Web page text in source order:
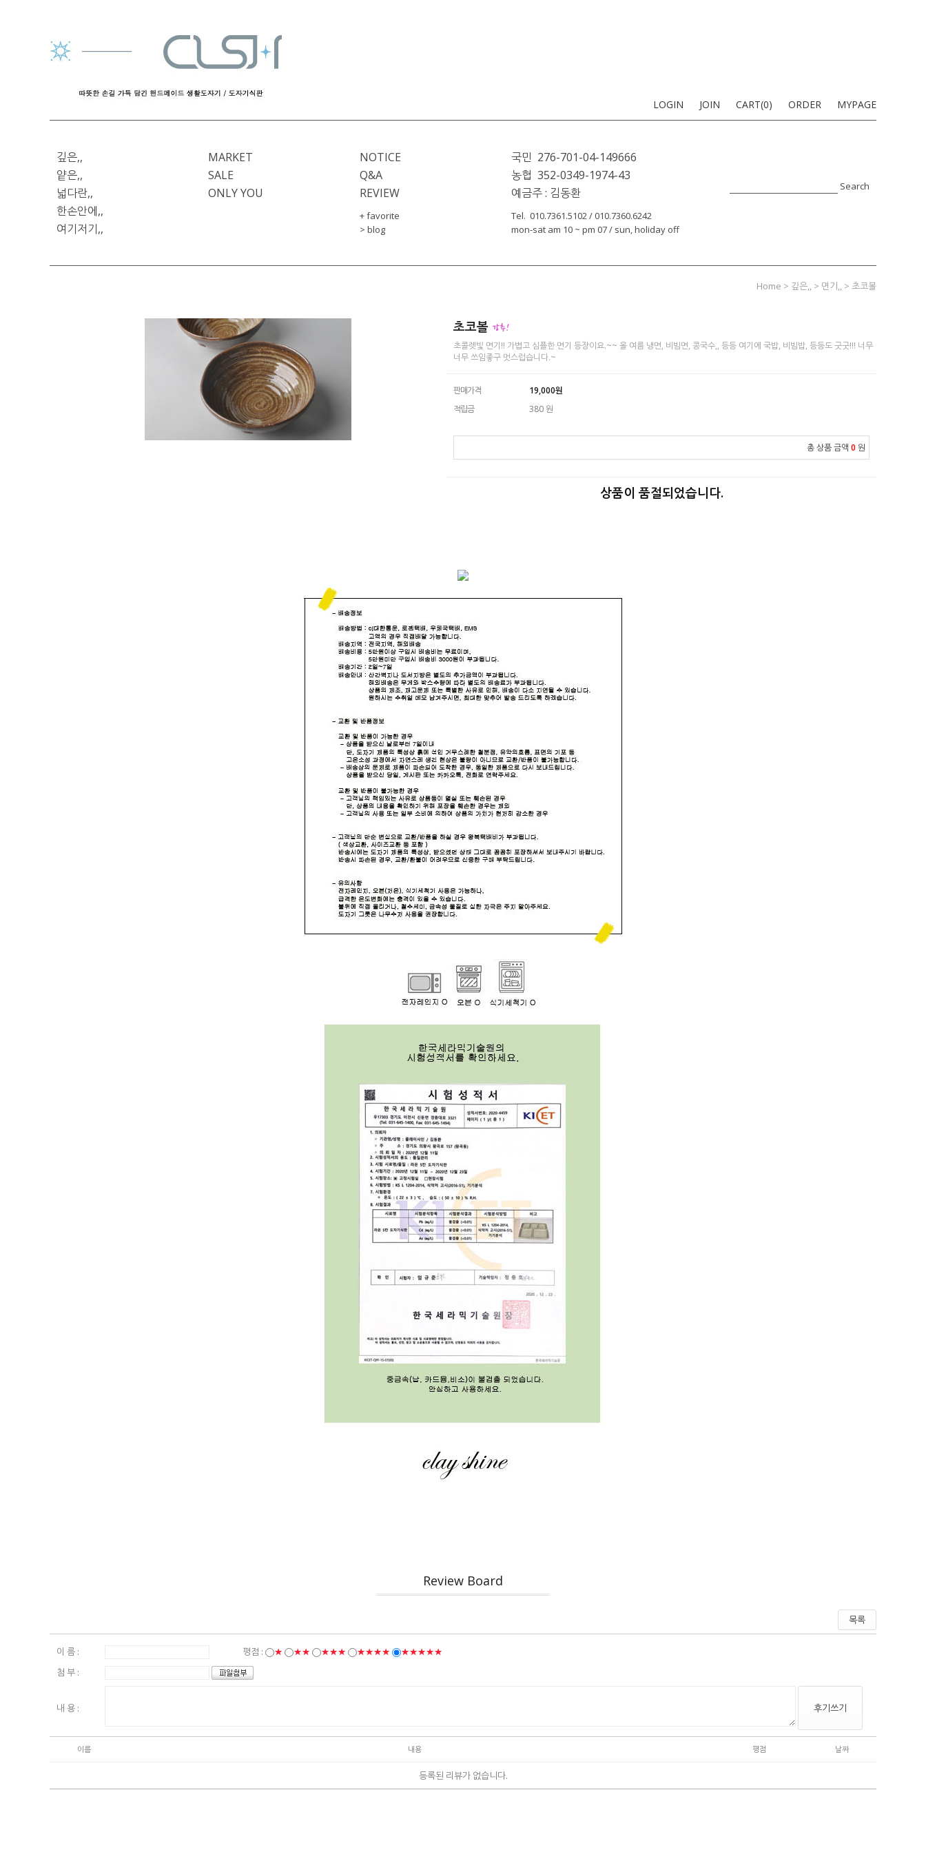
LOGIN JOIN CART(0) ORDER MYPAGE
깊은,,
얕은,,
넓다란,,
한손안에,,
여기저기,,
MARKET
SALE
ONLY YOU
NOTICE
Q&A
REVIEW
+ favorite
> blog
국민  276-701-04-149666
농협  352-0349-1974-43
예금주 : 김동환
Tel.  010.7361.5102 / 010.7360.6242
mon-sat am 10 ~ pm 07 / sun, holiday off
Search
Home > 깊은,, > 면기,, > 초코볼
초코볼
초콜렛빛 면기!! 가볍고 심플한 면기 등장이요.~~ 올 여름 냉면, 비빔면, 콩국수,, 등등 여기에 국밥, 비빔밥, 등등도 굿굿!!! 너무
너무 쓰임좋구 멋스럽습니다.~
판매가격 19,000원
적립금
380 원
총 상품 금액 0 원
상품이 품절되었습니다.
Review Board
목록
이 름 : 평점 : ★ ★★ ★★★ ★★★★
★★★★★
첨 부 :
내 용 : 후기쓰기
이름 내용 평점 날짜
등록된 리뷰가 없습니다.